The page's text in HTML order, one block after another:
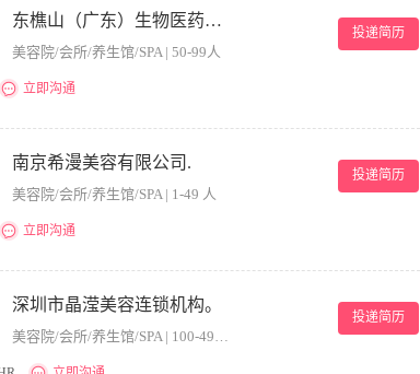
4、 招募、选拔并培养优秀的美容师团队，提升团队整体服务水平与专
6、建立并维护良好的客户关系，定期回访客户，收集客户反馈，不
岗位要求： 1、10年以上美容院工作经验，掌握美容知识，销售能
和服务意识。 3、强烈的责任心与事业心，能够承受工作压力。 4、
东樵山（广东）生物医药科技有限公司。
美容院/会所/养生馆/SPA | 50-99人
投递简历
立即沟通
名企业）店长副店长岗位工作经验优先。 3、目标感、抗压力、团队
南京希漫美容有限公司.
美容院/会所/养生馆/SPA | 1-49 人
投递简历
立即沟通
深圳市晶滢美容连锁机构。
美容院/会所/养生馆/SPA | 100-499人
投递简历